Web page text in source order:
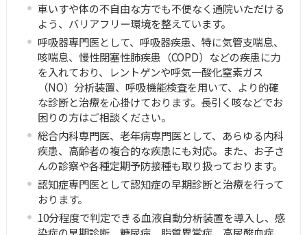
車いすや体の不自由な方でも不便なく通院いただける
よう、バリアフリー環境を整えています。
呼吸器専門医として、呼吸器疾患、特に気管支喘息、
咳喘息、慢性閉塞性肺疾患（COPD）などの疾患に力
を入れており、レントゲンや呼気一酸化窒素ガス
（NO）分析装置、呼吸機能検査を用いて、より的確
な診断と治療を心掛けております。長引く咳などでお
困りの方はご相談ください。
総合内科専門医、老年病専門医として、あらゆる内科
疾患、高齢者の複合的な疾患にも対応。また、お子さ
んの診察や各種定期予防接種も取り扱っております。
認知症専門医として認知症の早期診断と治療を行って
おります。
10分程度で判定できる血液自動分析装置を導入し、感